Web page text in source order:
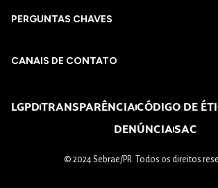
PERGUNTAS CHAVES​
CANAIS DE CONTATO
LGPDTRANSPARÊNCIACÓDIGO DE
DENÚNCIASAC
© 2024 Sebrae/PR. Todos os direitos